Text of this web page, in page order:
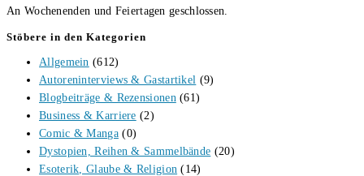
An Wochenenden und Feiertagen geschlossen.
Stöbere in den Kategorien
Allgemein (612)
Autoreninterviews & Gastartikel (9)
Blogbeiträge & Rezensionen (61)
Business & Karriere (2)
Comic & Manga (0)
Dystopien, Reihen & Sammelbände (20)
Esoterik, Glaube & Religion (14)